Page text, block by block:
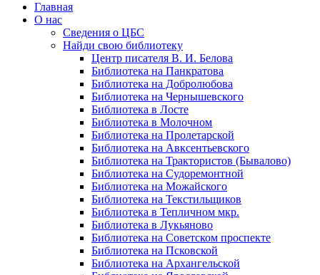
Главная
О нас
Сведения о ЦБС
Найди свою библиотеку
Центр писателя В. И. Белова
Библиотека на Панкратова
Библиотека на Добролюбова
Библиотека на Чернышевского
Библиотека в Лосте
Библиотека в Молочном
Библиотека на Пролетарской
Библиотека на Авксентьевского
Библиотека на Трактористов (Бывалово)
Библиотека на Судоремонтной
Библиотека на Можайского
Библиотека на Текстильщиков
Библиотека в Тепличном мкр.
Библиотека в Лукьяново
Библиотека на Советском проспекте
Библиотека на Псковской
Библиотека на Архангельской